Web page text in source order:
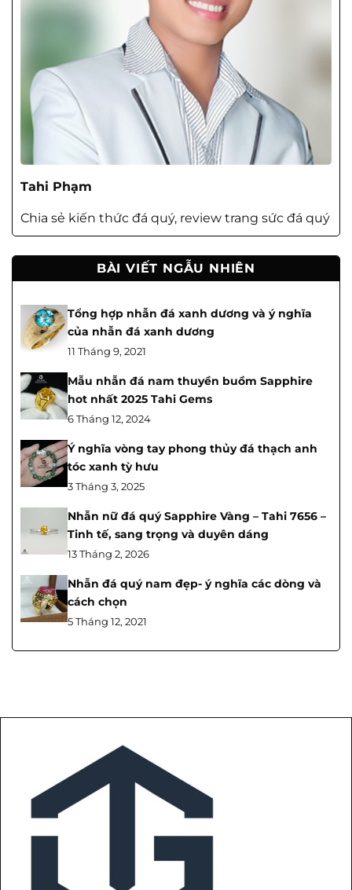
Tahi Phạm
Chia sẻ kiến thức đá quý, review trang sức đá quý
BÀI VIẾT NGẪU NHIÊN
Tổng hợp nhẫn đá xanh dương và ý nghĩa
của nhẫn đá xanh dương
11 Tháng 9, 2021
Mẫu nhẫn đá nam thuyền buồm Sapphire
hot nhất 2025 Tahi Gems
6 Tháng 12, 2024
Ý nghĩa vòng tay phong thủy đá thạch anh
tóc xanh tỳ hưu
3 Tháng 3, 2025
Nhẫn nữ đá quý Sapphire Vàng – Tahi 7656 –
Tinh tế, sang trọng và duyên dáng
13 Tháng 2, 2026
Nhẫn đá quý nam đẹp- ý nghĩa các dòng và
cách chọn
5 Tháng 12, 2021